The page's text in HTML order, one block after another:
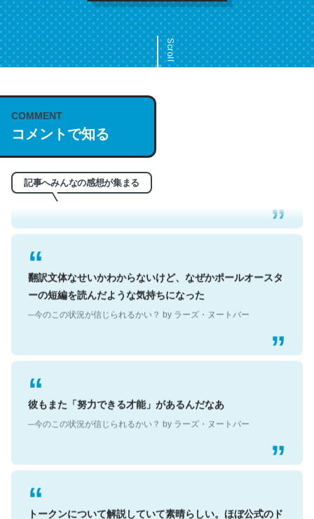
Scroll
COMMENT
コメントで知る
記事へみんなの感想が集まる
これは名文。彼はとてもクレバーなんだろうなと凄く思
う。英語少しでも読める人は原文もお勧め。自分はこの流
─今のこの状況が信じられるかい？ by ラーズ・ヌートバー
翻訳文体なせいかわからないけど、なぜかポールオースタ
ーの短編を読んだような気持ちになった
─今のこの状況が信じられるかい？ by ラーズ・ヌートバー
彼もまた「努力できる才能」があるんだなあ
─今のこの状況が信じられるかい？ by ラーズ・ヌートバー
トークンについて解説していて素晴らしい。ほぼ公式のド